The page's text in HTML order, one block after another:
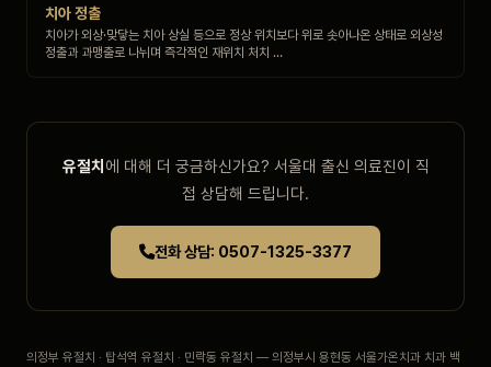
치아 정출
치아가 외상·맞닿는 치아 상실 등으로 정상 위치보다 위로 솟아나온 상태로 외상성
정출과 과맹출로 나뉘며 즉각적인 재위치 처치 …
유절치 에 대해 더 궁금하신가요? 서울대 출신 의료진이 직
접 상담해 드립니다.
전화 상담: 0507-1325-3377
의정부 유절치 · 탑석역 유절치 · 민락동 유절치 — 의정부시 용현동 서울가온치과 치과 백